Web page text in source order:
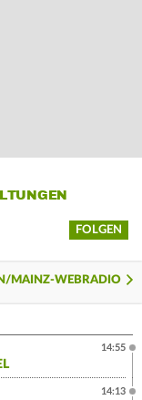
FOLGEN
MAINZ-WEBRADIO
14:55
14:13